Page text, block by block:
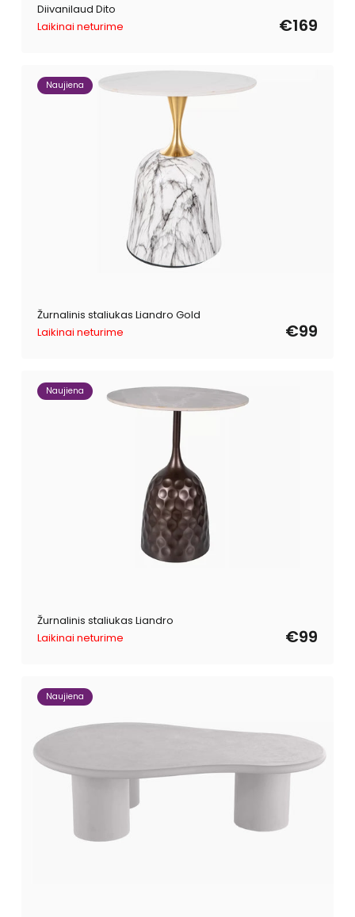
Diivanilaud Dito
Laikinai neturime
€169
Naujiena
Žurnalinis staliukas Liandro Gold
Laikinai neturime
€99
Naujiena
Žurnalinis staliukas Liandro
Laikinai neturime
€99
Naujiena